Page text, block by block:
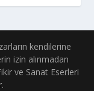
kendilerine
izin alınmadan
ve Sanat Eserleri